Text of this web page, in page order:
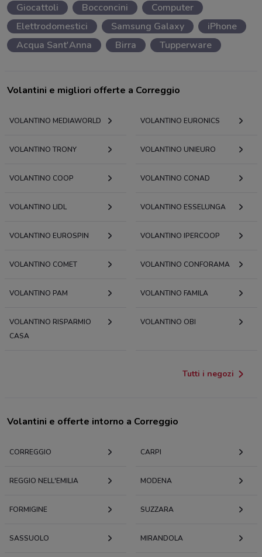
Giocattoli
Bocconcini
Computer
Elettrodomestici
Samsung Galaxy
iPhone
Acqua Sant'Anna
Birra Tupperware
Volantini e migliori offerte a Correggio
VOLANTINO MEDIAWORLD VOLANTINO EURONICS
VOLANTINO TRONY VOLANTINO UNIEURO
VOLANTINO COOP VOLANTINO CONAD
VOLANTINO LIDL VOLANTINO ESSELUNGA
VOLANTINO EUROSPIN VOLANTINO IPERCOOP
VOLANTINO COMET VOLANTINO CONFORAMA
VOLANTINO PAM VOLANTINO FAMILA
VOLANTINO RISPARMIO
CASA
VOLANTINO OBI
Tutti i negozi
Volantini e offerte intorno a Correggio
CORREGGIO CARPI
REGGIO NELL'EMILIA MODENA
FORMIGINE SUZZARA
SASSUOLO MIRANDOLA